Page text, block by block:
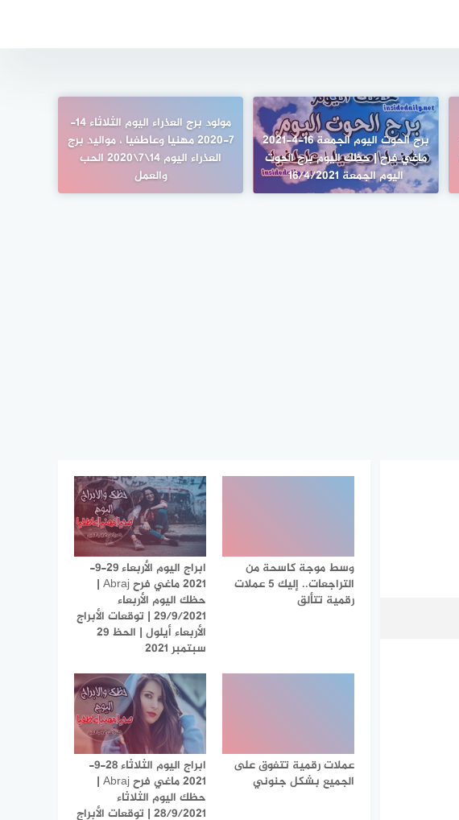
برج الحوت اليوم الجمعة 16-4-2021
ماغي فرح | حظك اليوم برج الحوت
اليوم الجمعة 16/4/2021
مولود برج العذراء اليوم الثلاثاء 14-
7-2020 مهنيا وعاطفيا ، مواليد برج
العذراء اليوم 14\7\2020 الحب
والعمل
وسط موجة كاسحة من
التراجعات.. إليك 5 عملات
رقمية تتألق
ابراج اليوم الأربعاء 29-9-
2021 ماغي فرح Abraj |
حظك اليوم الأربعاء
29/9/2021 | توقعات الأبراج
الأربعاء أيلول | الحظ 29
سبتمبر 2021
عملات رقمية تتفوق على
الجميع بشكل جنوني
ابراج اليوم الثلاثاء 28-9-
2021 ماغي فرح Abraj |
حظك اليوم الثلاثاء
28/9/2021 | توقعات الأبراج